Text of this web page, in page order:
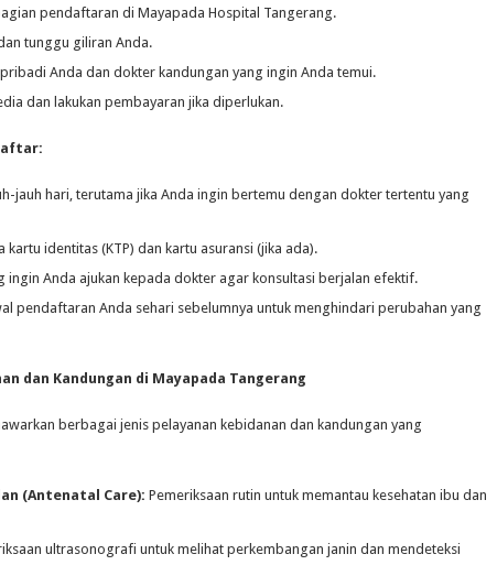
pendaftaran di Mayapada Hospital Tangerang.
tunggu giliran Anda.
Anda dan dokter kandungan yang ingin Anda temui.
dan lakukan pembayaran jika diperlukan.
jauh hari, terutama jika Anda ingin bertemu dengan dokter tertentu yang
kartu identitas (KTP) dan kartu asuransi (jika ada).
ingin Anda ajukan kepada dokter agar konsultasi berjalan efektif.
pendaftaran Anda sehari sebelumnya untuk menghindari perubahan yang
dan Kandungan di Mayapada Tangerang
berbagai jenis pelayanan kebidanan dan kandungan yang
(Antenatal Care): Pemeriksaan rutin untuk memantau kesehatan ibu dan
ultrasonografi untuk melihat perkembangan janin dan mendeteksi